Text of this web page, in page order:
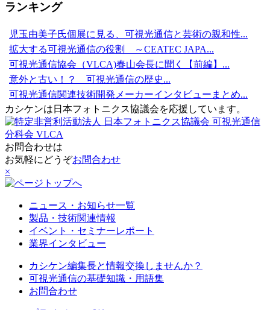
ランキング
児玉由美子氏個展に見る、可視光通信と芸術の親和性...
拡大する可視光通信の役割 ～CEATEC JAPA...
可視光通信協会（VLCA)春山会長に聞く【前編】...
意外と古い！？ 可視光通信の歴史...
可視光通信関連技術開発メーカーインタビューまとめ...
カシケンは日本フォトニクス協議会を応援しています。
お問合わせは
お気軽にどうぞお問合わせ
×
ニュース・お知らせ一覧
製品・技術関連情報
イベント・セミナーレポート
業界インタビュー
カシケン編集長と情報交換しませんか？
可視光通信の基礎知識・用語集
お問合わせ